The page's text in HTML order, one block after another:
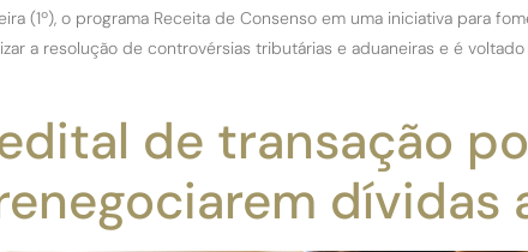
(1º), o programa Receita de Consenso em uma iniciativa para
a resolução de controvérsias tributárias e aduaneiras e é
de transação
renegociarem dívidas